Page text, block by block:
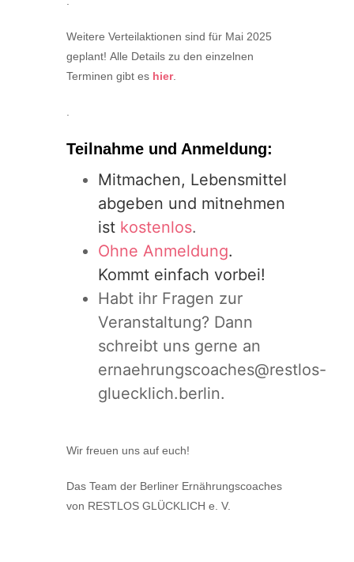
Weitere Verteilaktionen sind für Mai 2025
geplant! Alle Details zu den einzelnen
Terminen gibt es hier.
Teilnahme und Anmeldung:
Mitmachen, Lebensmittel
abgeben und mitnehmen
ist kostenlos.
Ohne Anmeldung.
Kommt einfach vorbei!
Habt ihr Fragen zur
Veranstaltung? Dann
schreibt uns gerne an
ernaehrungscoaches@restlos-
gluecklich.berlin.
Wir freuen uns auf euch!
Das Team der Berliner Ernährungscoaches
von RESTLOS GLÜCKLICH e. V.